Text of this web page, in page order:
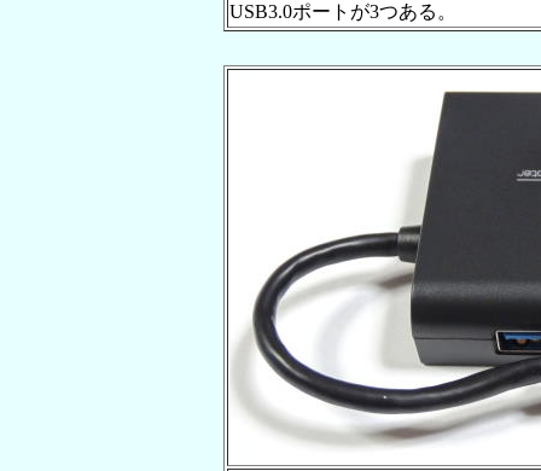
USB3.0ポートが3つある。